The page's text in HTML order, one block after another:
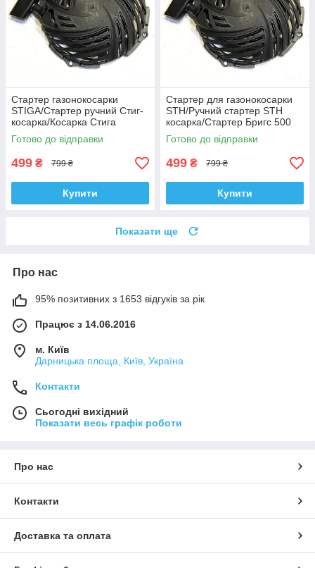
Стартер газонокосарки
STIGA/Стартер ручний Стиг-
косарка/Косарка Стига
стартер
Готово до відправки
499 ₴ 799 ₴
Купити
Стартер для газонокосарки
STH/Ручний стартер STH
косарка/Стартер Бригс 500
для STH
Готово до відправки
499 ₴ 799 ₴
Купити
Показати ще
Про нас
95% позитивних з 1653 відгуків за рік
Працює з 14.06.2016
м. Київ
Дарницька площа, Київ, Україна
Контакти
Сьогодні вихідний
Показати весь графік роботи
Про нас
Контакти
Доставка та оплата